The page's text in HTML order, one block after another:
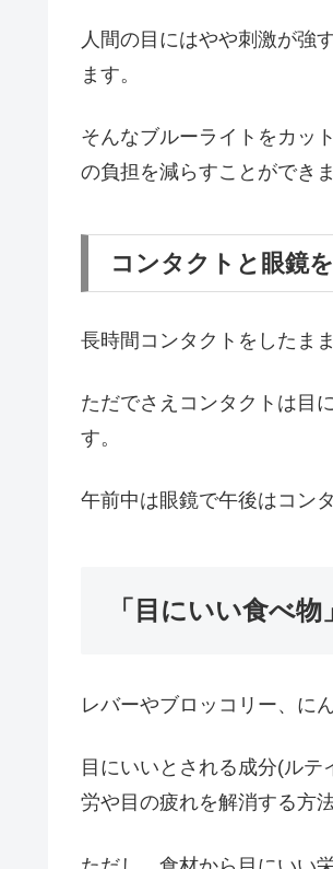
人間の目にはやや刺激が強
ます。
そんなブルーライトをカッ
の負担を減らすことができま
コンタクトと眼鏡
長時間コンタクトをしたま
ただでさえコンタクトは目
す。
午前中は眼鏡で午後はコン
「目にいい食べ
レバーやブロッコリー、に
目にいいとされる成分(ル
労や目の疲れを解消する方